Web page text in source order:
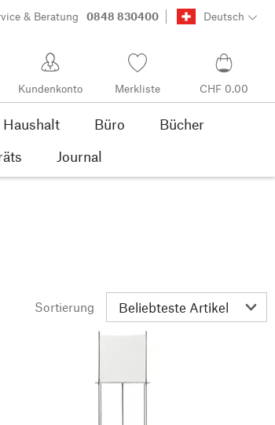
& Beratung 0848 830400 Deutsch
Kundenkonto Merkliste CHF 0.00
Haushalt Büro
Bücher
Journal
Sortierung